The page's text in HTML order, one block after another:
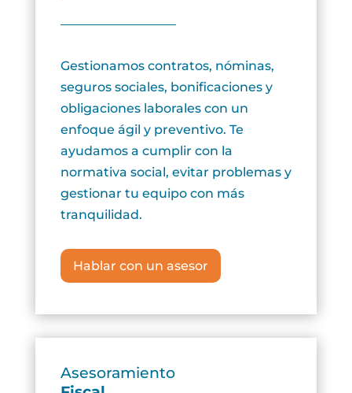
Gestionamos contratos, nóminas,
seguros sociales, bonificaciones y
obligaciones laborales con un
enfoque ágil y preventivo. Te
ayudamos a cumplir con la
normativa social, evitar problemas y
gestionar tu equipo con más
tranquilidad.
Hablar con un asesor
Asesoramiento